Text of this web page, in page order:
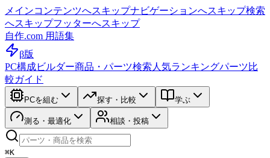
メインコンテンツへスキップナビゲーションへスキップ検索
へスキップフッターへスキップ
自作.com 用語集
β版
PC構成ビルダー商品・パーツ検索 人気ランキングパーツ比
較ガイド
PCを組む 探す・比較 学ぶ
測る・最適化 相談・投稿
⌘K